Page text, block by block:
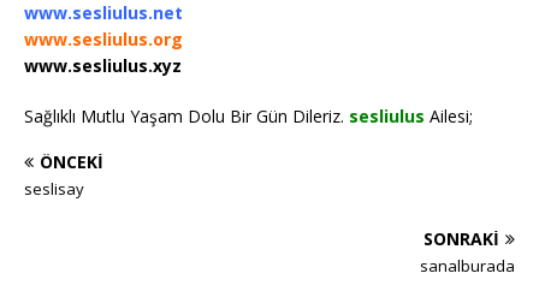
www.sesliulus.net
www.sesliulus.org
www.sesliulus.xyz
Sağlıklı Mutlu Yaşam Dolu Bir Gün Dileriz. sesliulus Ailesi;
ÖNCEKI
seslisay
SONRAKI
sanalburada